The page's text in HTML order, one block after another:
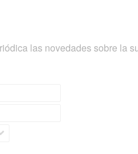
las novedades sobre la